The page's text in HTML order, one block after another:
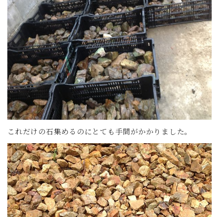
これだけの石集めるのにとても手間がかかりました。